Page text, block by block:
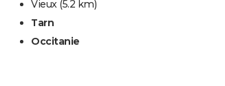
Vieux (5.2 km)
Tarn
Occitanie